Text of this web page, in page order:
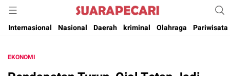
Suara Pecari
Suara Pencerahan Anak Negeri ( Berita Aktual & Terpercaya )
Internasional
Nasional Daerah kriminal Olahraga Pariwisata
EKONOMI